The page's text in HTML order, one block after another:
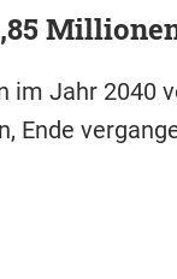
im Jahr 2040
Ende